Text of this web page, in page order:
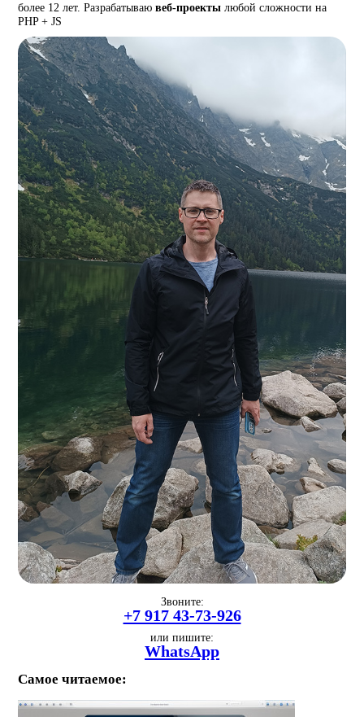
более 12 лет. Разрабатываювеб-проекты любой сложности на
PHP + JS
Звоните:
+7 917 43-73-926
или пишите:
WhatsApp
Самое читаемое: